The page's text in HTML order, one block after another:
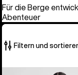
Für die Berge
Abenteuer
Filtern und